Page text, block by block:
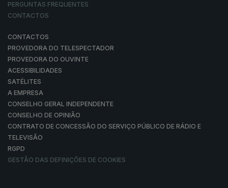
PERGUNTAS FREQUENTES
CONTACTOS
CONTACTOS
PROVEDORA DO TELESPECTADOR
PROVEDORA DO OUVINTE
ACESSIBILIDADES
SATÉLITES
A EMPRESA
CONSELHO GERAL INDEPENDENTE
CONSELHO DE OPINIÃO
CONTRATO DE CONCESSÃO DO SERVIÇO PÚBLICO DE RÁDIO E
TELEVISÃO
RGPD
GESTÃO DAS DEFINIÇÕES DE COOKIES